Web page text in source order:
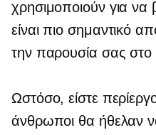
χρησιμοποιούν για να
είναι πιο σημαντικό
την παρουσία σας στο
Ωστόσο, είστε
άνθρωποι θα ήθελαν